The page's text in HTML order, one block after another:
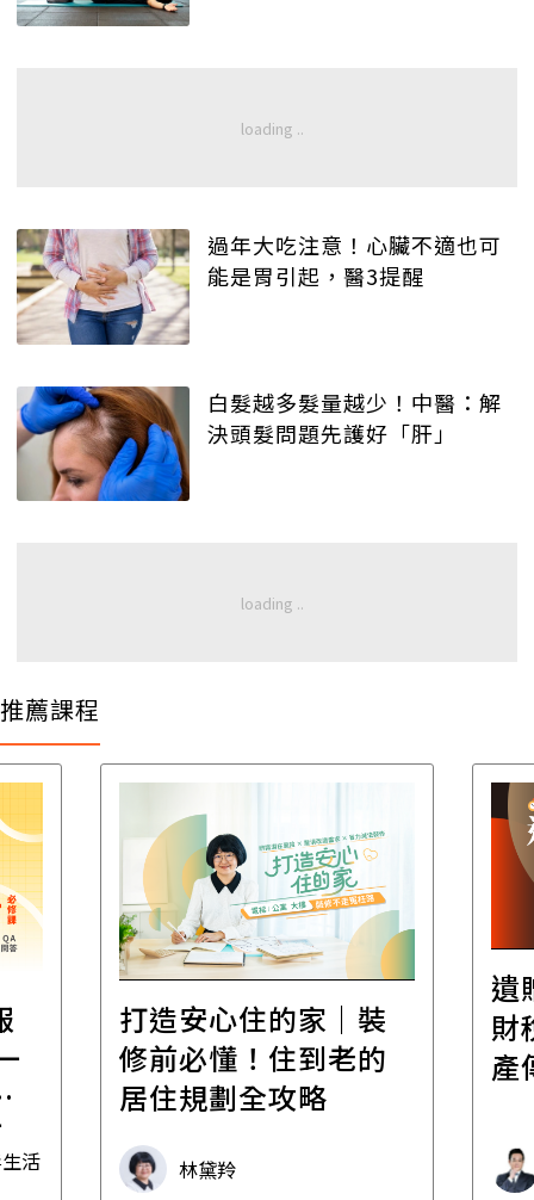
過年大吃注意！心臟不適也可
能是胃引起，醫3提醒
白髮越多髮量越少！中醫：解
決頭髮問題先護好「肝」
推薦課程
活
打造安心住的家｜裝
修前必懂！住到老的
居住規劃全攻略
林黛羚
遺
財
產